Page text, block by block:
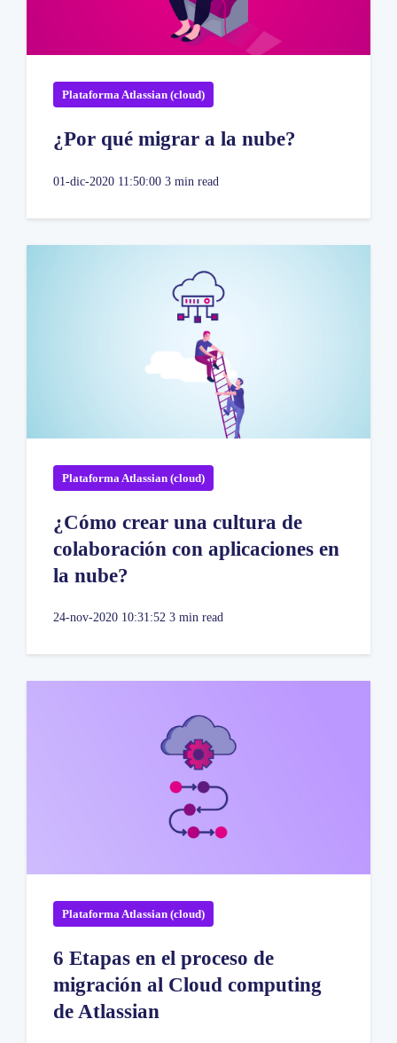
Plataforma Atlassian (cloud)
¿Por qué migrar a la nube?
01-dic-2020 11:50:00 3 min read
Plataforma Atlassian (cloud)
¿Cómo crear una cultura de
colaboración con aplicaciones en
la nube?
24-nov-2020 10:31:52 3 min read
Plataforma Atlassian (cloud)
6 Etapas en el proceso de
migración al Cloud computing
de Atlassian